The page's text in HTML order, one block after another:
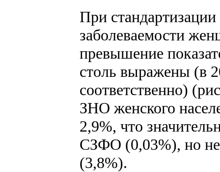
При стандартизации
заболеваемости
превышение
столь выражены (в
соответственно)
ЗНО женского
2,9%, что
СЗФО (0,03%), но
(3,8%).